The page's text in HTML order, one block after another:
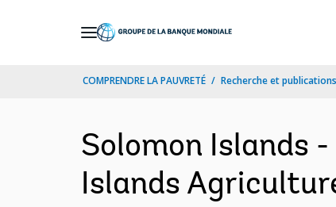
COMPRENDRE LA PAUVRETÉ Recherche et
Solomon Islands -
Islands